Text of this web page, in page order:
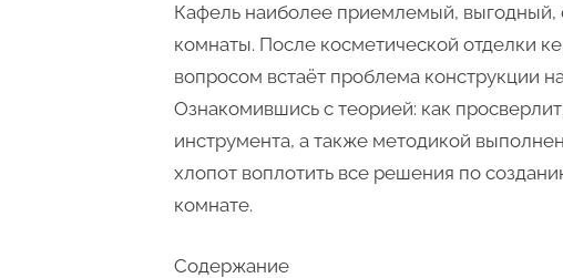
чтобы
потом
не
Кафель наиболее приемлемый, выгодный,
комнаты. После косметической отделки
вопросом встаёт проблема конструкции
Ознакомившись с теорией: как
инструмента, а также методикой
хлопот воплотить все решения по
комнате.
Содержание